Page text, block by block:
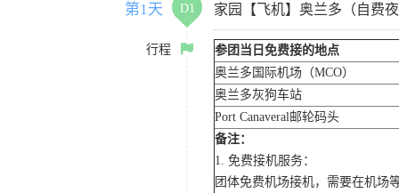
第1天 D1 家园【飞机】奥兰多（自费
行程
参团当日免费接的地点
奥兰多国际机场（MCO）
奥兰多灰狗车站
Port Canaveral邮轮码头
备注：
1. 免费接机服务：
团体免费机场接机，需要在机场